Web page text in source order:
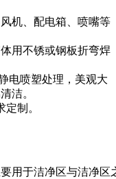
机、配电箱、喷嘴等
用不锈或钢板折弯焊
电喷塑处理，美观大
洁。
制。